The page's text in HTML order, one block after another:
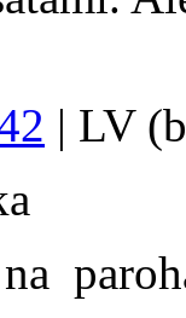
| LV
na